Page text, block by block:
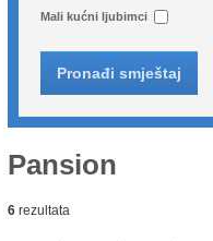
Mali kućni ljubimci
Pansion
6 rezultata